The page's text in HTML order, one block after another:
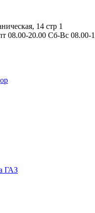
14 стр 1
08.00-20.00 Сб-Вс 08.00-
ГАЗ